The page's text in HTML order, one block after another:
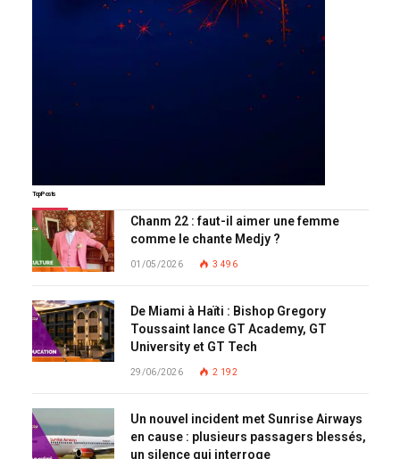
Top Posts
Chanm 22 : faut-il aimer une femme
comme le chante Medjy ?
01/05/2026 3 496
De Miami à Haïti : Bishop Gregory
Toussaint lance GT Academy, GT
University et GT Tech
29/06/2026 2 192
Un nouvel incident met Sunrise Airways
en cause : plusieurs passagers blessés,
un silence qui interroge